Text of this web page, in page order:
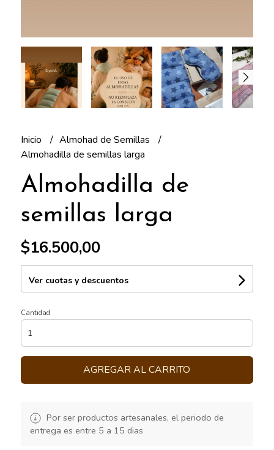
Inicio
Almohad de Semillas
Almohadilla de semillas larga
Almohadilla de
semillas larga
$16.500,00
Ver cuotas y descuentos
Cantidad
AGREGAR AL CARRITO
Por ser productos artesanales, el periodo de
entrega es entre 5 a 15 dias